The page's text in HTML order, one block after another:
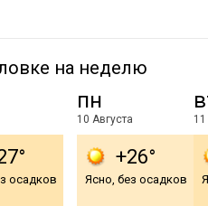
на неделю
осадков
пн
10 Августа
+26°
Ясно, без осадков
11